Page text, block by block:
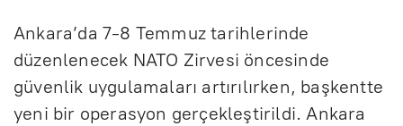
Ankara’da 7-8 Temmuz tarihlerinde
düzenlenecek NATO Zirvesi öncesinde
güvenlik uygulamaları artırılırken, başkentte
yeni bir operasyon gerçekleştirildi. Ankara